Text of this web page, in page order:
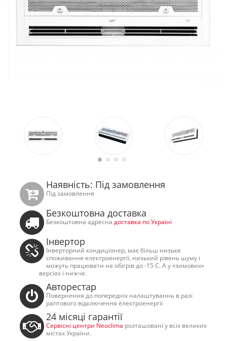
Наявність: Під замовлення
Під замовлення
Безкоштовна доставка
Безкоштовна адресна доставка по Україні
Інвертор
Інверторний кондиціонер, має більш низьке
споживання електроенергії, низький рівень шуму і
можуть працювати на обігрів до -15 С. А у «зимових»
версіях і нижче.
Авторестар
Повернення до попередніх налаштуваннь в разі
раптового відключення електроенергії
24 місяці гарантії
Сервісні центри Neoclima розташовані у всіх великих
містах України.